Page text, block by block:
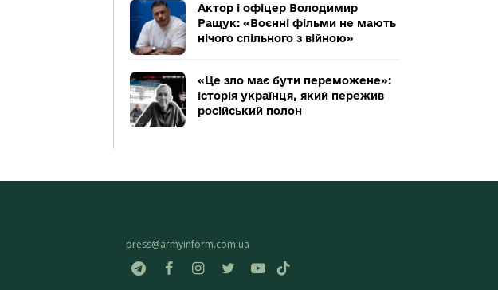
Актор і офіцер Володимир
Ращук: «Воєнні фільми не мають
нічого спільного з війною»
«Це зло має бути переможене»:
історія українця, який пережив
російський полон
press@armyinform.com.ua